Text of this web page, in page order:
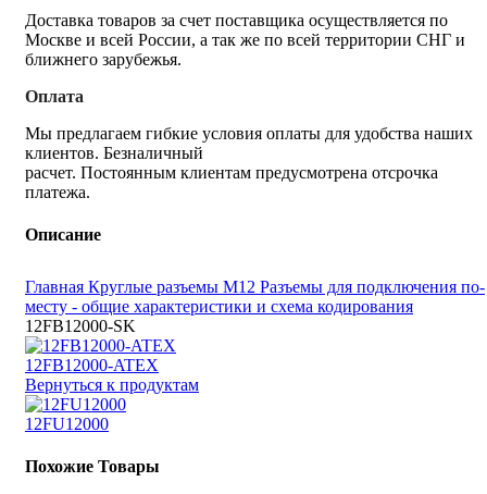
Доставка товаров за счет поставщика осуществляется по
Москве и всей России, а так же по всей территории СНГ и
ближнего зарубежья.
Оплата
Мы предлагаем гибкие условия оплаты для удобства наших
клиентов. Безналичный
расчет. Постоянным клиентам предусмотрена отсрочка
платежа.
Описание
Главная Круглые разъемы M12 Разъемы для подключения по-
месту - общие характеристики и схема кодирования
12FB12000-SK
12FB12000-ATEX
Вернуться к продуктам
12FU12000
Похожие Товары